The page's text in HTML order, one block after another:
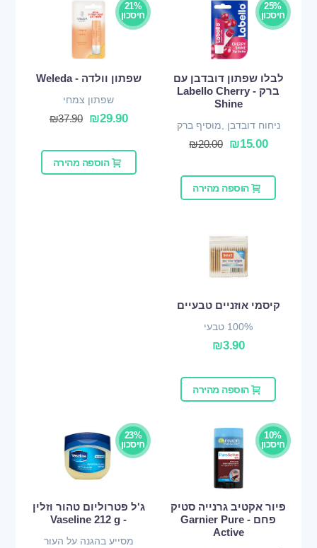
25%
חיסכון
לבלו שפתון דובדבן עם
ברק - Labello Cherry
Shine
ניחוח דובדבן ,מוסיף ברק
₪15.00
₪20.00
הוספה מהירה
21%
חיסכון
שפתון וולדה - Weleda
שפתון צמחי
₪29.90
₪37.90
הוספה מהירה
קיסמי אוזניים טבעיים
100% טבעי
₪3.90
הוספה מהירה
10%
חיסכון
פיור אקטיב גרנייה סטיק
פחם - Garnier Pure
Active
23%
חיסכון
ג'ל פטרוליום טהור וזלין
- Vaseline 212 g
מסייע בהגנה על העור